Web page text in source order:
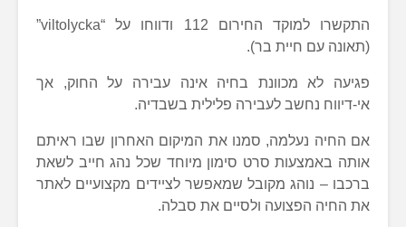
התקשרו למוקד החירום 112 ודווחו על “viltolycka”
(תאונה עם חיית בר).
פגיעה לא מכוונת בחיה אינה עבירה על החוק, אך
אי-דיווח נחשב לעבירה פלילית בשבדיה.
אם החיה נעלמה, סמנו את המיקום האחרון שבו ראיתם
אותה באמצעות סרט סימון מיוחד שכל נהג חייב לשאת
ברכבו – נוהג מקובל שמאפשר לציידים מקצועיים לאתר
את החיה הפצועה ולסיים את סבלה.